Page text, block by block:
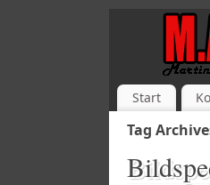
Start
Tag